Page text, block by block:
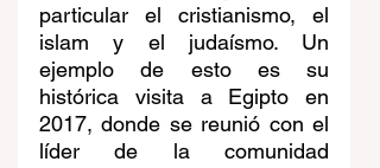
particular el cristianismo, el
islam y el judaísmo. Un
ejemplo de esto es su
histórica visita a Egipto en
2017, donde se reunió con el
líder de la comunidad